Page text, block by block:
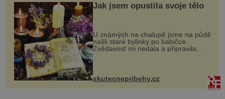
Jak jsem opustila svoje tělo
U známých na chalupě jsme na půdě
našli staré bylinky po babičce.
Zvědavost mi nedala a připravila
jsem si z nich lektvar… Zimní pobyt
na chalupě se pro mě vlastní vinou
změnil v děsivý zážitek, na kt...
skutecnepribehy.cz